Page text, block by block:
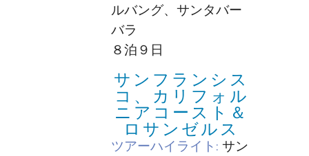
ルバング、サンタバー
バラ
８泊９日
サンフランシス
コ、カリフォル
ニアコースト＆
ロサンゼルス
ツアーハイライト: サン